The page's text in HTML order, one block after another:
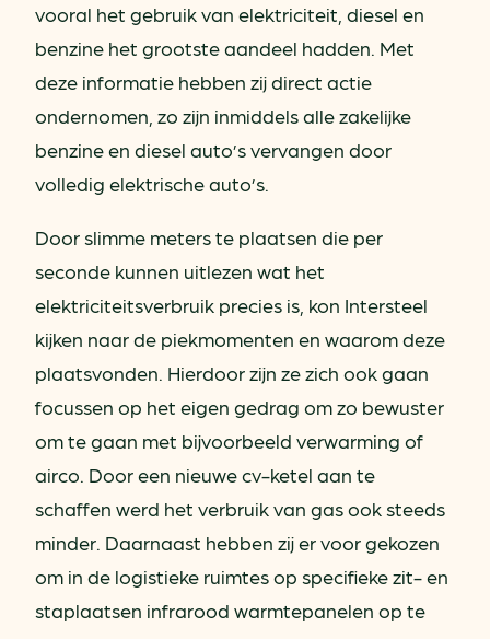
vooral het gebruik van elektriciteit, diesel en
benzine het grootste aandeel hadden. Met
deze informatie hebben zij direct actie
ondernomen, zo zijn inmiddels alle zakelijke
benzine en diesel auto’s vervangen door
volledig elektrische auto’s.
Door slimme meters te plaatsen die per
seconde kunnen uitlezen wat het
elektriciteitsverbruik precies is, kon Intersteel
kijken naar de piekmomenten en waarom deze
plaatsvonden. Hierdoor zijn ze zich ook gaan
focussen op het eigen gedrag om zo bewuster
om te gaan met bijvoorbeeld verwarming of
airco. Door een nieuwe cv-ketel aan te
schaffen werd het verbruik van gas ook steeds
minder. Daarnaast hebben zij er voor gekozen
om in de logistieke ruimtes op specifieke zit- en
staplaatsen infrarood warmtepanelen op te